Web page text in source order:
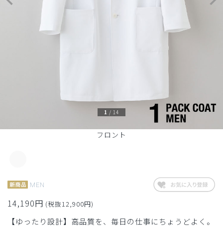
フロント
1 / 14
MEN
14,190円 (税抜12,900円)
【ゆったり設計】高品質を、毎日の仕事にちょうどよく。